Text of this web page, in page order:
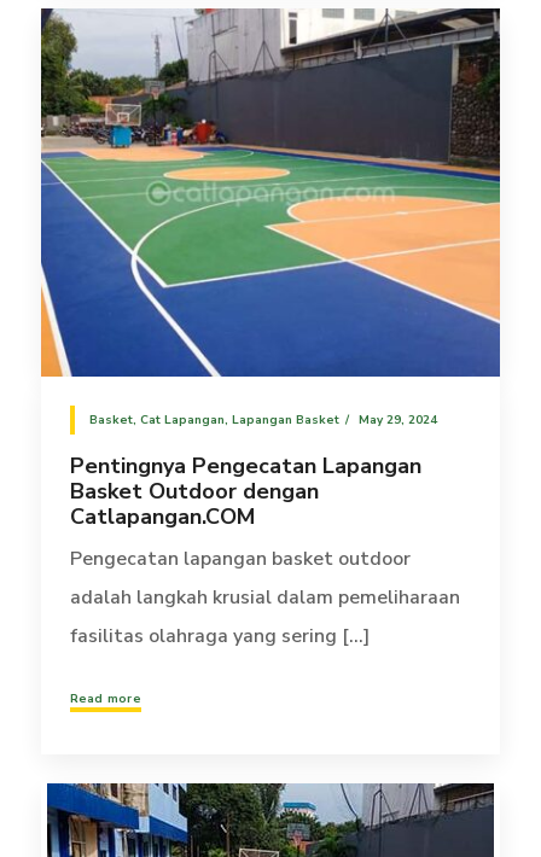
Basket, Cat Lapangan, Lapangan Basket May 29, 2024
Pentingnya Pengecatan Lapangan
Basket Outdoor dengan
Catlapangan.COM
Pengecatan lapangan basket outdoor
adalah langkah krusial dalam pemeliharaan
fasilitas olahraga yang sering [...]
Read more